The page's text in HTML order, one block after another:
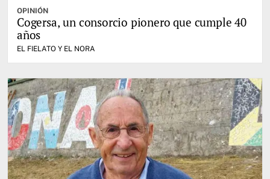
OPINIÓN
Cogersa, un consorcio pionero que cumple 40
años
EL FIELATO Y EL NORA